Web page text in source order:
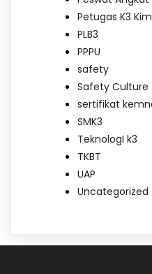
Petugas K3
PLB3
PPPU
safety
Safety Culture
sertifikat
SMK3
TeknologI k3
TKBT
UAP
Uncategorized